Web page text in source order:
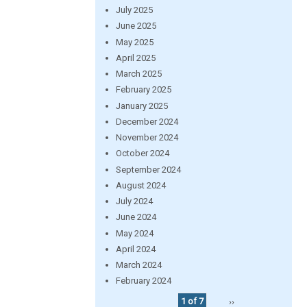
July 2025
June 2025
May 2025
April 2025
March 2025
February 2025
January 2025
December 2024
November 2024
October 2024
September 2024
August 2024
July 2024
June 2024
May 2024
April 2024
March 2024
February 2024
1 of 7
››